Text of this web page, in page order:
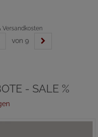
Versandkosten
von 9
- SALE %